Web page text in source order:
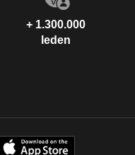
+ 1.300.000
leden